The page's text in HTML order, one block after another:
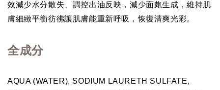
效減少水分散失、調控出油反映，減少面皰生成，維持肌
膚細緻平衡彷彿讓肌膚能重新呼吸，恢復清爽光彩。
全成分
AQUA (WATER), SODIUM LAURETH SULFATE,